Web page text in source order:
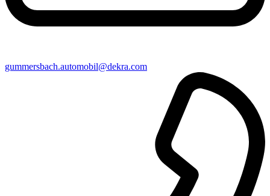
gummersbach​.automobil@​dekra.com